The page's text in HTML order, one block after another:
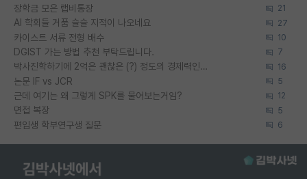
장학금 모은 랩비통장 21
AI 학회들 거품 슬슬 지적이 나오네요 27
카이스트 서류 전형 배수 10
DGIST 가는 방법 추천 부탁드립니다. 7
박사진학하기에 2억은 괜찮은 (?) 정도의 경제력인가요 16
논문 IF vs JCR 5
근데 여기는 왜 그렇게 SPK를 물어보는거임? 12
면접 복장 5
편입생 학부연구생 질문 6